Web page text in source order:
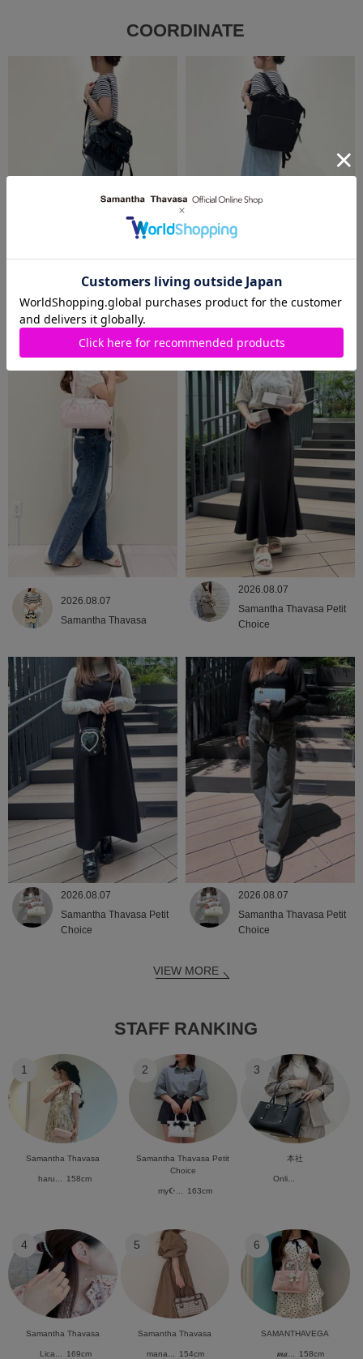
COORDINATE
2026.08.09
Samantha Thavasa
2026.08.08
2026.08.07
Samantha Thavasa
2026.08.07
Samantha Thavasa Petit
Choice
2026.08.07
Samantha Thavasa Petit
Choice
2026.08.07
Samantha Thavasa Petit
Choice
VIEW MORE
STAFF RANKING
1
Samantha Thavasa
haru... 158cm
2
Samantha Thavasa Petit
Choice
my☪︎... 163cm
3
本社
Onli...
4
Samantha Thavasa
Lica... 169cm
5
Samantha Thavasa
mana... 154cm
6
SAMANTHAVEGA
𝒎𝒂... 158cm